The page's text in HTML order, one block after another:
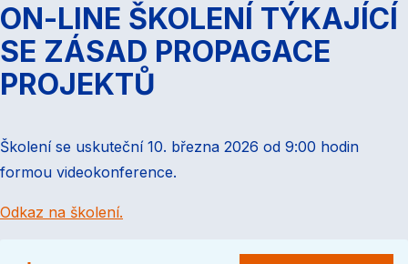
ON-LINE ŠKOLENÍ TÝKAJÍCÍ
SE ZÁSAD PROPAGACE
PROJEKTŮ
Školení se uskuteční 10. března 2026 od 9:00 hodin
formou videokonference.
Odkaz na školení.